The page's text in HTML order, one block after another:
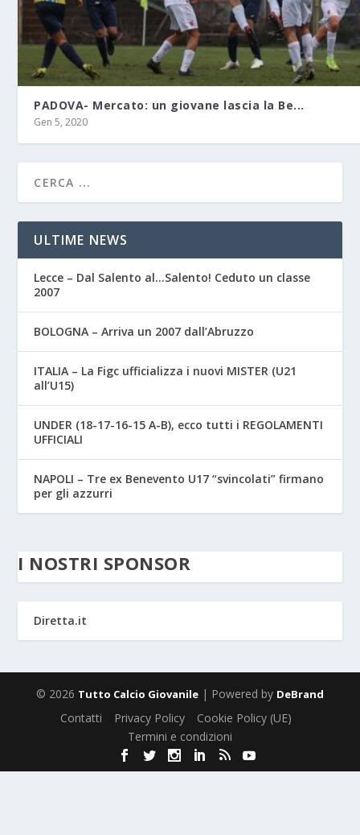
PADOVA- Mercato: un giovane lascia la Be...
Gen 5, 2020
ULTIME NEWS
Lecce – Dal Salento al…Salento! Ceduto un classe
2007
BOLOGNA – Arriva un 2007 dall’Abruzzo
ITALIA – La Figc ufficializza i nuovi MISTER (U21
all’U15)
UNDER (18-17-16-15 A-B), ecco tutti i REGOLAMENTI
UFFICIALI
NAPOLI – Tre ex Benevento U17 “svincolati” firmano
per gli azzurri
I NOSTRI SPONSOR
Diretta.it
© 2026 Tutto Calcio Giovanile | Powered by DeBrand
Contatti Privacy Policy
Cookie Policy (UE)
Termini e condizioni